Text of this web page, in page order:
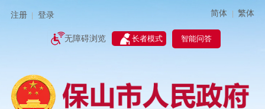
注册 登录 简体 | 繁体
无障碍浏览 长者模式 智能问答